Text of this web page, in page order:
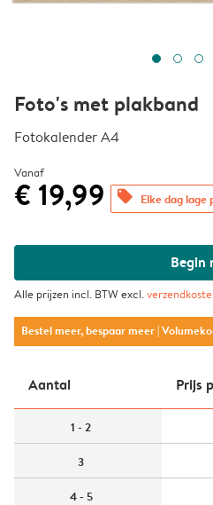
Foto's met plakband
Fotokalender A4
Vanaf
€ 19,99 offers Elke dag lage
Begin
Alle prijzen incl. BTW excl.
Bestel meer, bespaar meer|
Aantal Prijs
1 - 2
3
4 - 5